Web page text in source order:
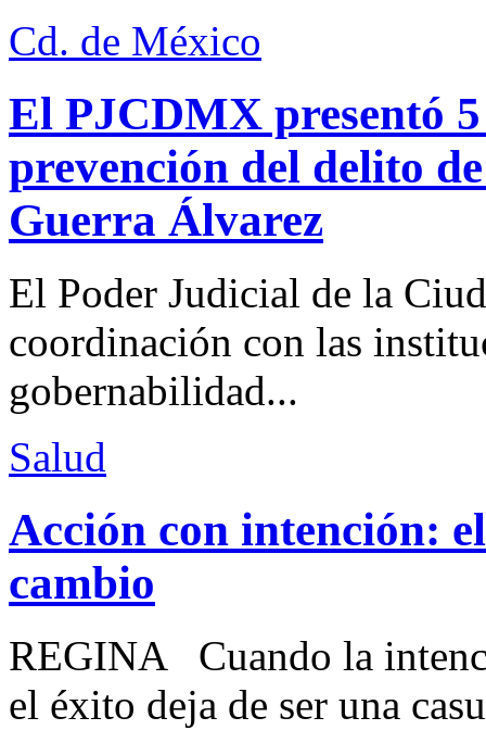
Cd. de México
El PJCDMX presentó
prevención del delito
Guerra Álvarez
El Poder Judicial de la
coordinación con las
gobernabilidad...
Salud
Acción con intención:
cambio
REGINA Cuando la
el éxito deja de ser una